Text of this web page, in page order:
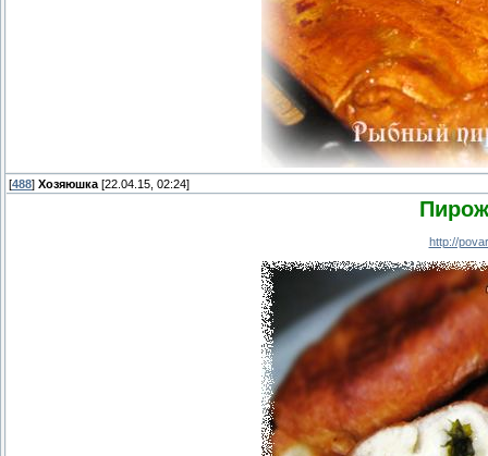
[488] Хозяюшка [22.04.15, 02:24]
http://